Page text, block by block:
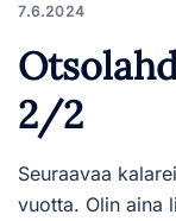
7.6.2024
2/2
Seuraavaa
vuotta. Olin aina